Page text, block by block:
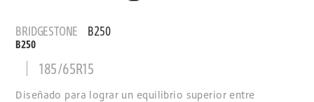
BRIDGESTONE B250
B250
185/65R15
Diseñado para lograr un equilibrio superior entre